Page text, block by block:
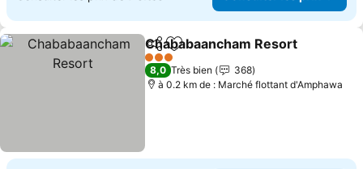
PartagerAjouter à mes favoris
Chababaancham Resort
3 Étoiles
8,0 Très bien
368
à 0.2 km de : Marché flottant d'Amphawa